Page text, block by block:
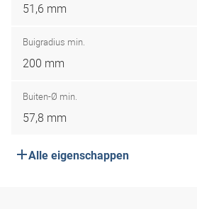
51,6 mm
Buigradius min.
200 mm
Buiten-Ø min.
57,8 mm
Alle eigenschappen